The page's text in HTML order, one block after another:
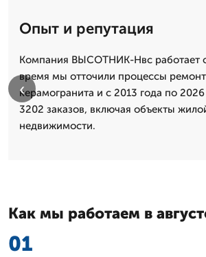
Опыт и репутация
Компания ВЫСОТНИК-Нвс работает с
время мы отточили процессы
керамогранита и с 2013 года по
3202 заказов, включая объекты
недвижимости.
‹
Как мы работаем в
01